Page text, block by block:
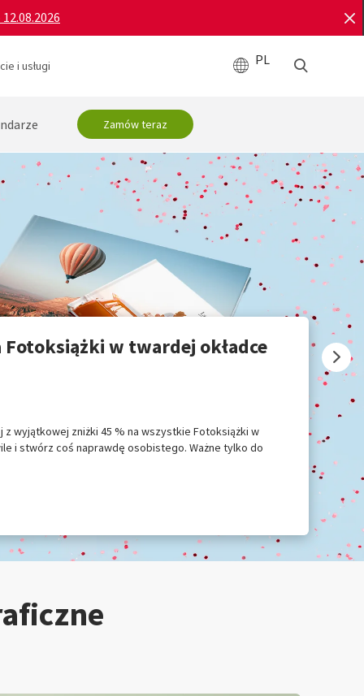
i usługi PL
Zamów teraz
w twardej okładce
wyjątkowej zniżki 45 % na wszystkie Fotoksiążki w
i stwórz coś naprawdę osobistego. Ważne tylko do